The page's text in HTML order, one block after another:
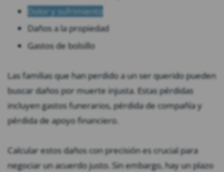
Dolor y sufrimiento
Daños a la propiedad
Gastos de bolsillo
Las familias que han perdido a un ser querido pueden
buscar daños por muerte injusta. Estas pérdidas
incluyen gastos funerarios, pérdida de compañía y
pérdida de apoyo financiero.
Calcular estos daños con precisión es crucial para
negociar un acuerdo justo. Sin embargo, hay un plazo